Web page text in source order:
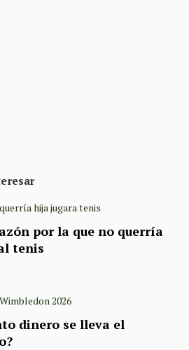
por la que no querría
tenis
dinero se lleva el